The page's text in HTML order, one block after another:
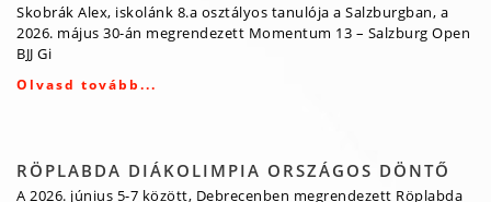
Skobrák Alex, iskolánk 8.a osztályos tanulója a Salzburgban, a
2026. május 30-án megrendezett Momentum 13 – Salzburg Open
BJJ Gi
Olvasd tovább...
RÖPLABDA DIÁKOLIMPIA ORSZÁGOS DÖNTŐ
A 2026. június 5-7 között, Debrecenben megrendezett Röplabda